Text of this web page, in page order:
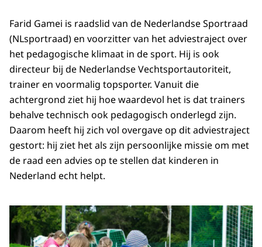
Farid Gamei is raadslid van de Nederlandse Sportraad
(NLsportraad) en voorzitter van het adviestraject over
het pedagogische klimaat in de sport. Hij is ook
directeur bij de Nederlandse Vechtsportautoriteit,
trainer en voormalig topsporter. Vanuit die
achtergrond ziet hij hoe waardevol het is dat trainers
behalve technisch ook pedagogisch onderlegd zijn.
Daarom heeft hij zich vol overgave op dit adviestraject
gestort: hij ziet het als zijn persoonlijke missie om met
de raad een advies op te stellen dat kinderen in
Nederland echt helpt.